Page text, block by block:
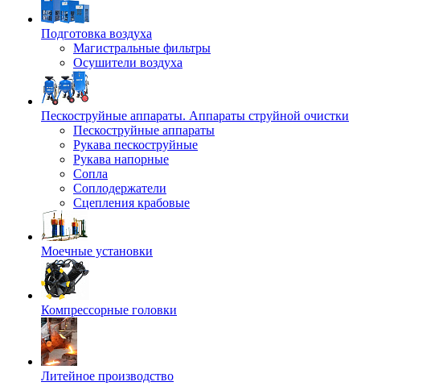
Подготовка воздуха
Магистральные фильтры
Осушители воздуха
Пескоструйные аппараты. Аппараты струйной очистки
Пескоструйные аппараты
Рукава пескоструйные
Рукава напорные
Сопла
Соплодержатели
Сцепления крабовые
Моечные установки
Компрессорные головки
Литейное производство